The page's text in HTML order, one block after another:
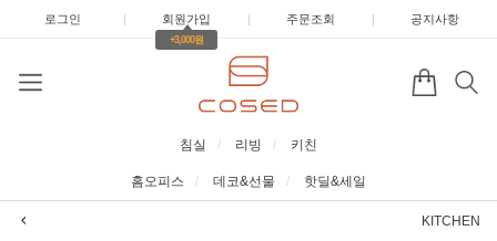
로그인 | 회원가입 |
+3,000원
주문조회 | 공지사항
침실 리빙 키친
홈오피스 데코&선물 핫딜&세일
KITCHEN